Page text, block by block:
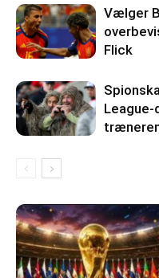
Vælger
Flick
League-